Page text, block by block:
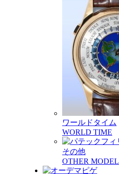
ワールドタイム
WORLD TIME
その他
OTHER MODEL